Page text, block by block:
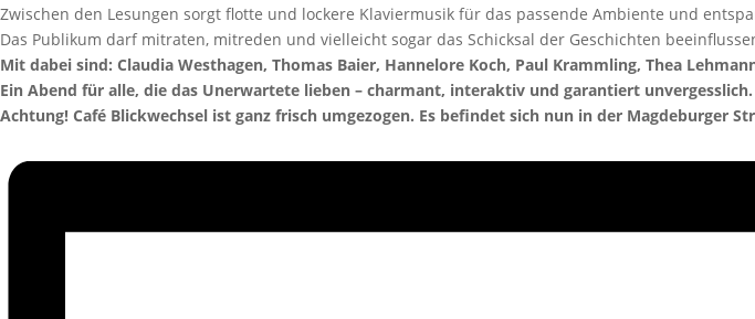
Zwischen den Lesungen sorgt flotte und lockere Klaviermusik für das passende Ambiente und
Das Publikum darf mitraten, mitreden und vielleicht sogar das Schicksal der Geschichten
Mit dabei sind: Claudia Westhagen, Thomas Baier, Hannelore Koch, Paul Krammling, Thea
Ein Abend für alle, die das Unerwartete lieben – charmant, interaktiv und garantiert unvergesslich.
Achtung! Café Blickwechsel ist ganz frisch umgezogen. Es befindet sich nun in der Magdeburger